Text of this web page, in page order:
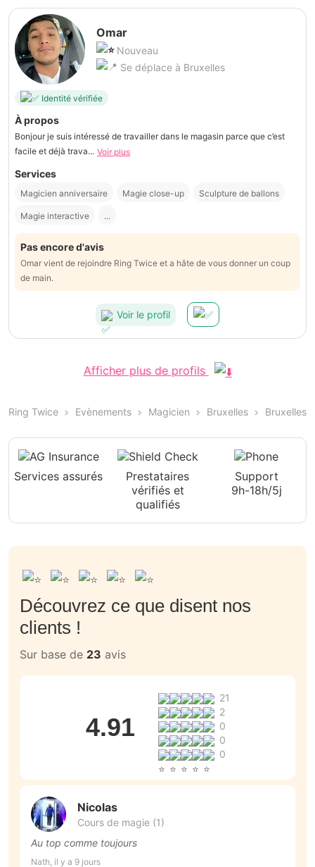
Omar
Nouveau
Se déplace à Bruxelles
Identité vérifiée
À propos
Bonjour je suis intéressé de travailler dans le magasin parce que c’est
facile et déjà trava... Voir plus
Services
Magicien anniversaire Magie close-up Sculpture de ballons
Magie interactive ...
Pas encore d'avis
Omar vient de rejoindre Ring Twice et a hâte de vous donner un coup
de main.
Voir le profil
Afficher plus de profils
Ring Twice Evènements Magicien Bruxelles Bruxelles
Services assurés
Prestataires
vérifiés et
qualifiés
Support
9h-18h/5j
Découvrez ce que disent nos
clients !
Sur base de 23 avis
4.91
21
2
0
0
0
Nicolas
Cours de magie (1)
Au top comme toujours
Nath, il y a 9 jours